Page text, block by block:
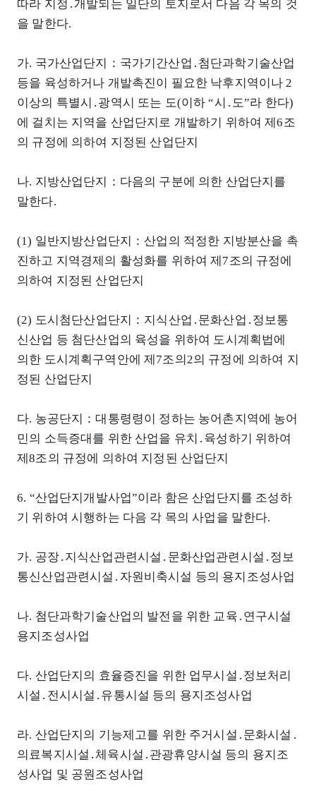
따라 지정․개발되는 일단의 토지로서 다음 각 목의 것
을 말한다.
가. 국가산업단지：국가기간산업․첨단과학기술산업
등을 육성하거나 개발촉진이 필요한 낙후지역이나 2
이상의 특별시․광역시 또는 도(이하 “시․도”라 한다)
에 걸치는 지역을 산업단지로 개발하기 위하여 제6조
의 규정에 의하여 지정된 산업단지
나. 지방산업단지：다음의 구분에 의한 산업단지를
말한다.
(1) 일반지방산업단지：산업의 적정한 지방분산을 촉
진하고 지역경제의 활성화를 위하여 제7조의 규정에
의하여 지정된 산업단지
(2) 도시첨단산업단지：지식산업․문화산업․정보통
신산업 등 첨단산업의 육성을 위하여 도시계획법에
의한 도시계획구역안에 제7조의2의 규정에 의하여 지
정된 산업단지
다. 농공단지：대통령령이 정하는 농어촌지역에 농어
민의 소득증대를 위한 산업을 유치․육성하기 위하여
제8조의 규정에 의하여 지정된 산업단지
6. “산업단지개발사업”이라 함은 산업단지를 조성하
기 위하여 시행하는 다음 각 목의 사업을 말한다.
가. 공장․지식산업관련시설․문화산업관련시설․정보
통신산업관련시설․자원비축시설 등의 용지조성사업
나. 첨단과학기술산업의 발전을 위한 교육․연구시설
용지조성사업
다. 산업단지의 효율증진을 위한 업무시설․정보처리
시설․전시시설․유통시설 등의 용지조성사업
라. 산업단지의 기능제고를 위한 주거시설․문화시설․
의료복지시설․체육시설․관광휴양시설 등의 용지조
성사업 및 공원조성사업